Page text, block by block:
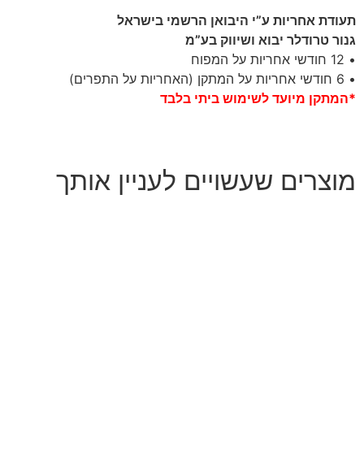
תעודת אחריות ע”י היבואן הרשמי בישראל
גנור טרודלר יבוא ושיווק בע”מ
• 12 חודשי אחריות על המפוח
• 6 חודשי אחריות על המתקן (האחריות על התפרים)
*המתקן מיועד לשימוש ביתי בלבד
מוצרים שעשויים לעניין אותך